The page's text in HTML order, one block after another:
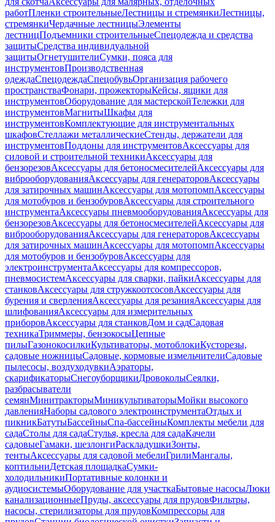
работПленки строительныеЛестницы и стремянкиЛестницы,
стремянкиЧердачные лестницыЭлементы
лестницПодъемники строительныеСпецодежда и средства
защитыСредства индивидуальной
защитыОгнетушителиСумки, пояса для
инструментовПроизводственная
одеждаСпецодеждаСпецобувьОрганизация рабочего
пространстваФонари, прожекторыКейсы, ящики для
инструментовОборудование для мастерскойТележки для
инструментовМагнитыШкафы для
инструментовКомплектующие для инструментальных
шкафовСтеллажи металлическиеСтенды, держатели для
инструментовПоддоны для инструментовАксессуары для
силовой и строительной техникиАксессуары для
бензорезовАксессуары для бетоносмесителейАксессуары для
виброоборудованияАксессуары для генераторовАксессуары
для затирочных машинАксессуары для мотопомпАксессуары
для мотобуров и бензобуровАксессуары для строительного
инструментаАксессуары пневмооборудованияАксессуары для
бензорезовАксессуары для бетоносмесителейАксессуары для
виброоборудованияАксессуары для генераторовАксессуары
для затирочных машинАксессуары для мотопомпАксессуары
для мотобуров и бензобуровАксессуары для
электроинструментаАксессуары для компрессоров,
пневмосистемАксессуары для сварки, пайкиАксессуары для
станковАксессуары для стружкоотсосовАксессуары для
бурения и сверленияАксессуары для резанияАксессуары для
шлифованияАксессуары для измерительных
приборовАксессуары для станковДом и садСадовая
техникаТриммеры, бензокосыЦепные
пилыГазонокосилкиКультиваторы, мотоблокиКусторезы,
садовые ножницыСадовые, кормовые измельчителиСадовые
пылесосы, воздуходувкиАэраторы,
скарификаторыСнегоуборщикиДровоколыСеялки,
разбрасыватели
семянМинитракторыМиникультиваторыМойки высокого
давленияНаборы садового электроинструментаОтдых и
пикникБатутыБассейныСпа-бассейныКомплекты мебели для
садаСтолы для садаСтулья, кресла для садаКачели
садовыеГамаки, шезлонгиРаскладушкиЗонты,
тентыАксессуары для садовой мебелиГрилиМангалы,
коптильниДетская площадкаСумки-
холодильникиПортативные колонки и
аудиосистемыОборудование для участкаБытовые насосыЛюки
канализационныеПруды, аксессуары для прудовФильтры,
насосы, стерилизаторы для прудовКомпрессоры для